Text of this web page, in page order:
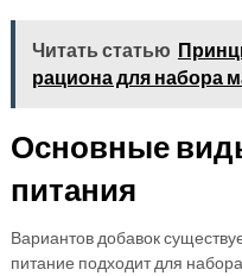
Читать статью
рациона для набора
Основные
питания
Вариантов добавок
питание подходит для